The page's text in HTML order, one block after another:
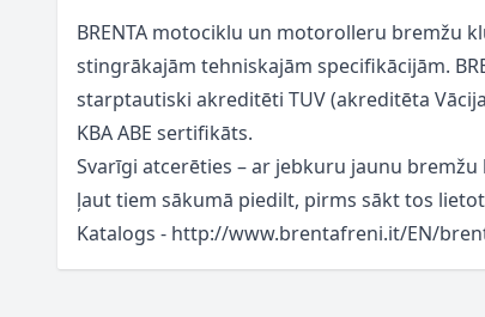
BRENTA motociklu un motorolleru bremžu
stingrākajām tehniskajām specifikācijām.
starptautiski akreditēti TUV (akreditēta
KBA ABE sertifikāts.
Svarīgi atcerēties – ar jebkuru jaunu
ļaut tiem sākumā piedilt, pirms sākt tos
Katalogs - http://www.brentafreni.it/EN/